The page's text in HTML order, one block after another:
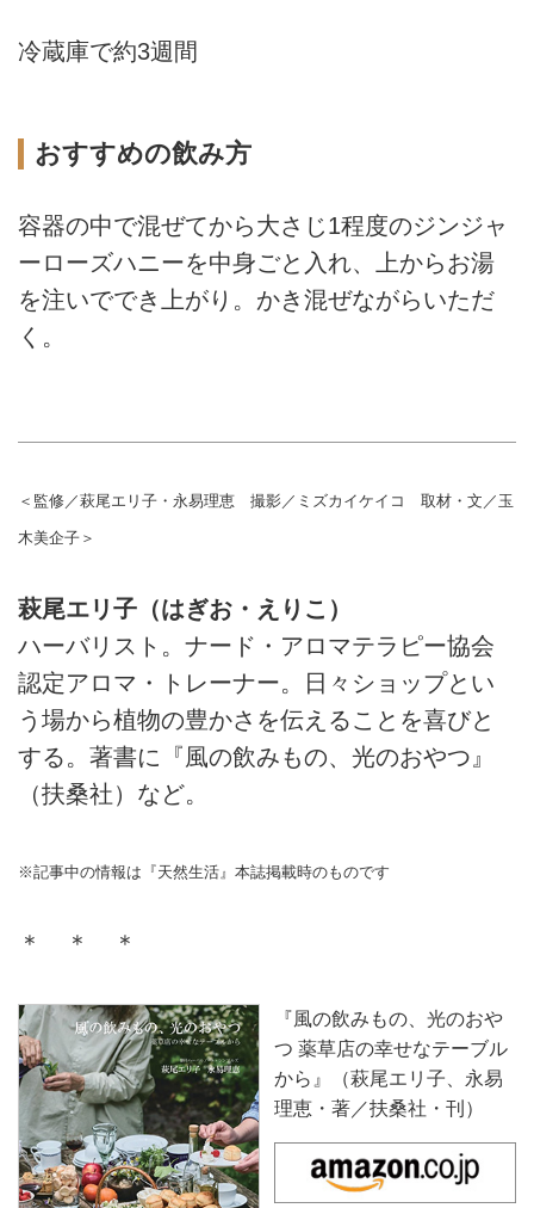
冷蔵庫で約3週間
おすすめの飲み方
容器の中で混ぜてから大さじ1程度のジンジャ
ーローズハニーを中身ごと入れ、上からお湯
を注いででき上がり。かき混ぜながらいただ
く。
＜監修／萩尾エリ子・永易理恵 撮影／ミズカイケイコ 取材・文／玉
木美企子＞
萩尾エリ子（はぎお・えりこ）
ハーバリスト。ナード・アロマテラピー協会
認定アロマ・トレーナー。日々ショップとい
う場から植物の豊かさを伝えることを喜びと
する。著書に『風の飲みもの、光のおやつ』
（扶桑社）など。
※記事中の情報は『天然生活』本誌掲載時のものです
＊ ＊ ＊
『風の飲みもの、光のおや
つ 薬草店の幸せなテーブル
から』（萩尾エリ子、永易
理恵・著／扶桑社・刊）